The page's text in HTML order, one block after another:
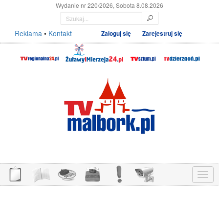
Wydanie nr 220/2026, Sobota 8.08.2026
Reklama • Kontakt Zaloguj się Zarejestruj się
Menu